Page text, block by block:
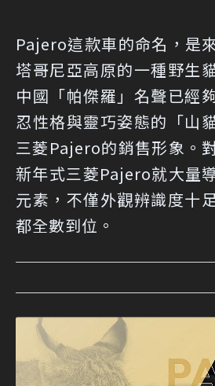
Pajero這款車的命名，是
塔哥尼亞高原的一種野生
中國「帕傑羅」名聲已經
忍性格與靈巧姿態的「山
三菱Pajero的銷售形象。
新年式三菱Pajero就大量
元素，不僅外觀辨識度十
都全數到位。